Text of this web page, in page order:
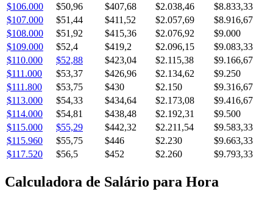
$106.000
$50,96 $407,68 $2.038,46
$8.833,33
$107.000
$51,44 $411,52 $2.057,69
$8.916,67
$108.000
$51,92 $415,36 $2.076,92
$9.000
$109.000
$52,4 $419,2 $2.096,15
$9.083,33
$110.000
$52,88 $423,04 $2.115,38
$9.166,67
$111.000
$53,37 $426,96 $2.134,62
$9.250
$111.800
$53,75 $430 $2.150
$9.316,67
$113.000
$54,33 $434,64 $2.173,08
$9.416,67
$114.000
$54,81 $438,48 $2.192,31
$9.500
$115.000
$55,29 $442,32 $2.211,54
$9.583,33
$115.960
$55,75 $446 $2.230
$9.663,33
$117.520
$56,5 $452 $2.260 $9.793,33
Calculadora de Salário para Hora